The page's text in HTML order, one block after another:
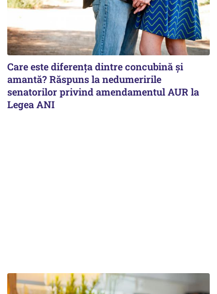
Care este diferența dintre concubină și
amantă? Răspuns la nedumeririle
senatorilor privind amendamentul AUR la
Legea ANI